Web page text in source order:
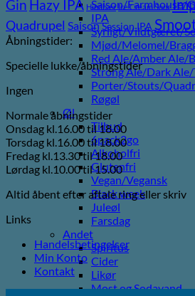
Saison/Farmhouse/
IPA
Syrligt/Vildtgæret/
Mjød/Melomel/
Red Ale/Amber Ale/
Strong Ale/Dark
Porter/Stouts/
Røgøl
Øl
Tilbud
6pack2go
Alkoholfri
Glutenfri
Vegan/Vegansk
Black week
Juleøl
Farsdag
Andet
Spiritus
Cider
Likør
Most og Sodavand
Gin Hazy IPA Hindbær Ice Cream Sour
Quadrupel SaisonSession IPA
Åbningstider:
Specielle lukke/åbningstider
Ingen
Normale åbningstider
Onsdag kl.16.00 til 18.00
Torsdag kl.16.00 til 18.00
Fredag kl.13.30 til 18.00
Lørdag kl.10.00 til 15.00
Altid åbent efter aftale ring eller skriv
Links
Handelsbetingelser
Min Konto
Kontakt